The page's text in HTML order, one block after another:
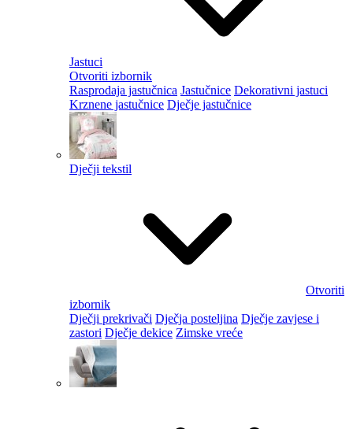
Jastuci
Otvoriti izbornik
Rasprodaja jastučnica Jastučnice Dekorativni jastuci
Krznene jastučnice Dječje jastučnice
Dječji tekstil
Otvoriti
izbornik
Dječji prekrivači Dječja posteljina Dječje zavjese i
zastori Dječje dekice Zimske vreće